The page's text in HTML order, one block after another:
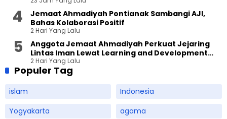
Jemaat Ahmadiyah Pontianak Sambangi AJI,
Bahas Kolaborasi Positif
2 Hari Yang Lalu
Anggota Jemaat Ahmadiyah Perkuat Jejaring
Lintas Iman Lewat Learning and Development
Festival di Yogyakarta
2 Hari Yang Lalu
Populer Tag
islam
Indonesia
Yogyakarta
agama